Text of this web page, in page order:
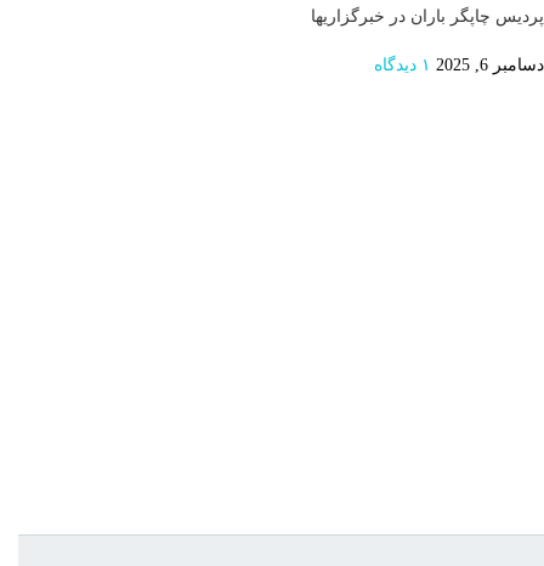
پردیس چاپگر باران در خبرگزاریها
دسامبر 6, 2025 ۱ دیدگاه